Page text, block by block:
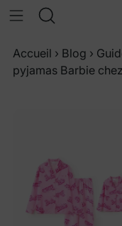
Accueil › Blog ›
pyjamas Barbie